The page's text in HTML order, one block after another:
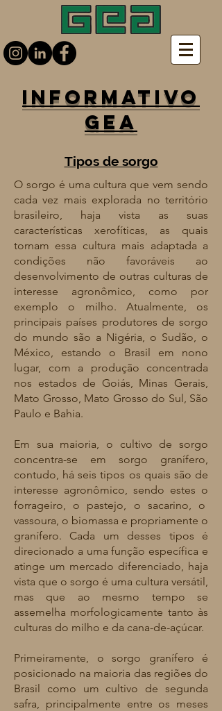
Informativo
GEA
Tipos de sorgo
O sorgo é uma cultura que vem sendo
cada vez mais explorada no território
brasileiro, haja vista as suas
características xerofíticas, as quais
tornam essa cultura mais adaptada a
condições não favoráveis ao
desenvolvimento de outras culturas de
interesse agronômico, como por
exemplo o milho. Atualmente, os
principais países produtores de sorgo
do mundo são a Nigéria, o Sudão, o
México, estando o Brasil em nono
lugar, com a produção concentrada
nos estados de Goiás, Minas Gerais,
Mato Grosso, Mato Grosso do Sul, São
Paulo e Bahia.
Em sua maioria, o cultivo de sorgo
concentra-se em sorgo granífero,
contudo, há seis tipos os quais são de
interesse agronômico, sendo estes o
forrageiro, o pastejo, o sacarino, o
vassoura, o biomassa e propriamente o
granífero. Cada um desses tipos é
direcionado a uma função específica e
atinge um mercado diferenciado, haja
vista que o sorgo é uma cultura versátil,
mas que ao mesmo tempo se
assemelha morfologicamente tanto às
culturas do milho e da cana-de-açúcar.
Primeiramente, o sorgo granífero é
posicionado na maioria das regiões do
Brasil como um cultivo de segunda
safra, principalmente entre os meses